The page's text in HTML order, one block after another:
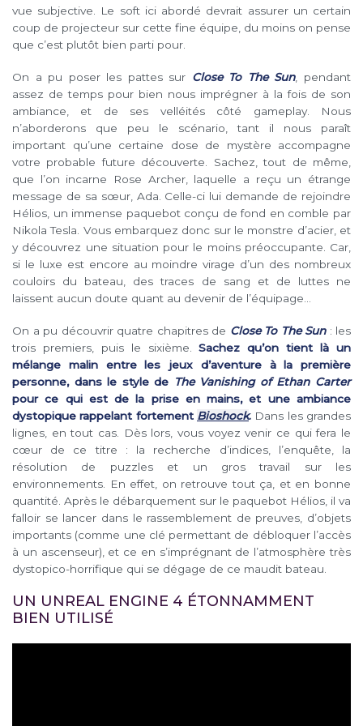
vue subjective. Le soft ici abordé devrait assurer un certain
coup de projecteur sur cette fine équipe, du moins on pense
que c’est plutôt bien parti pour.
On a pu poser les pattes sur Close To The Sun, pendant
assez de temps pour bien nous imprégner à la fois de son
ambiance, et de ses velléités côté gameplay. Nous
n’aborderons que peu le scénario, tant il nous paraît
important qu’une certaine dose de mystère accompagne
votre probable future découverte. Sachez, tout de même,
que l’on incarne Rose Archer, laquelle a reçu un étrange
message de sa sœur, Ada. Celle-ci lui demande de rejoindre
Hélios, un immense paquebot conçu de fond en comble par
Nikola Tesla. Vous embarquez donc sur le monstre d’acier, et
y découvrez une situation pour le moins préoccupante. Car,
si le luxe est encore au moindre virage d’un des nombreux
couloirs du bateau, des traces de sang et de luttes ne
laissent aucun doute quant au devenir de l’équipage…
On a pu découvrir quatre chapitres de Close To The Sun: les
trois premiers, puis le sixième.Sachez qu’on tient là un
mélange malin entre les jeux d’aventure à la première
personne, dans le style de The Vanishing of Ethan Carter
pour ce qui est de la prise en mains, et une ambiance
dystopique rappelant fortement Bioshock. Dans les grandes
lignes, en tout cas. Dès lors, vous voyez venir ce qui fera le
cœur de ce titre : la recherche d’indices, l’enquête, la
résolution de puzzles et un gros travail sur les
environnements. En effet, on retrouve tout ça, et en bonne
quantité. Après le débarquement sur le paquebot Hélios, il va
falloir se lancer dans le rassemblement de preuves, d’objets
importants (comme une clé permettant de débloquer l’accès
à un ascenseur), et ce en s’imprégnant de l’atmosphère très
dystopico-horrifique qui se dégage de ce maudit bateau.
UN UNREAL ENGINE 4 ÉTONNAMMENT
BIEN UTILISÉ